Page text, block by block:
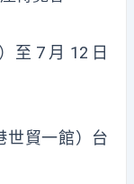
至 7 月 12 日
世貿一館）台